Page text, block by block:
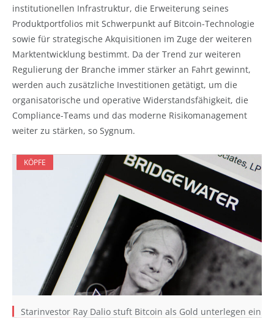
institutionellen Infrastruktur, die Erweiterung seines
Produktportfolios mit Schwerpunkt auf Bitcoin-Technologie
sowie für strategische Akquisitionen im Zuge der weiteren
Marktentwicklung bestimmt. Da der Trend zur weiteren
Regulierung der Branche immer stärker an Fahrt gewinnt,
werden auch zusätzliche Investitionen getätigt, um die
organisatorische und operative Widerstandsfähigkeit, die
Compliance-Teams und das moderne Risikomanagement
weiter zu stärken, so Sygnum.
KÖPFE
Starinvestor Ray Dalio stuft Bitcoin als Gold unterlegen ein